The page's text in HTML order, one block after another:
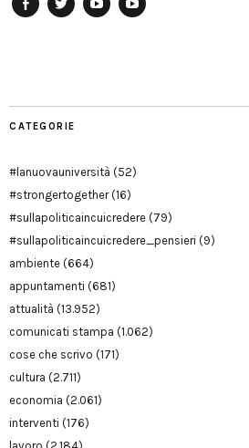
CATEGORIE
#lanuovauniversità (52)
#strongertogether(16)
#sullapoliticaincuicredere (79)
#sullapoliticaincuicredere_pensieri (9)
ambiente (664)
appuntamenti (681)
attualità (13.952)
comunicati stampa (1.062)
cose che scrivo (171)
cultura (2.711)
economia (2.061)
interventi (176)